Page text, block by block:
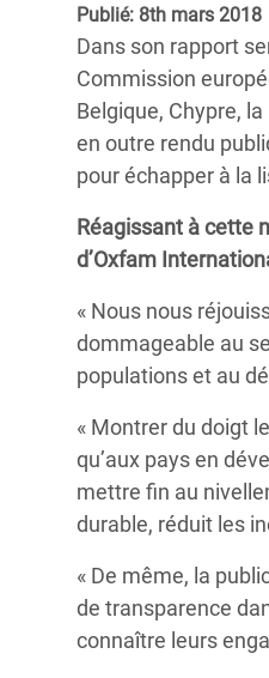
Conflits et
Inégalités
Services
Inequality and
Digital Age
Gender, Rights,
Mettons Fin à
Derrière notre
Les Violences
Filles, Ça Suffit !
Publié: 8th mars 2018
Dans son rapport
Commission
Belgique, Chypre,
en outre rendu
pour échapper à la
Réagissant à cette
d’Oxfam
« Nous nous
dommageable au
populations et au
« Montrer du doigt
qu’aux pays en
mettre fin au
durable, réduit les
« De même, la
de transparence
connaître leurs